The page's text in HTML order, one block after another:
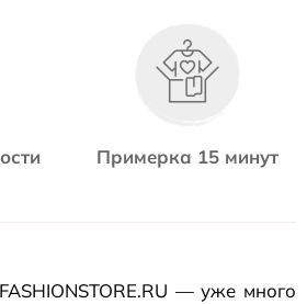
Примерка 15 минут
FASHIONSTORE.RU — уже много